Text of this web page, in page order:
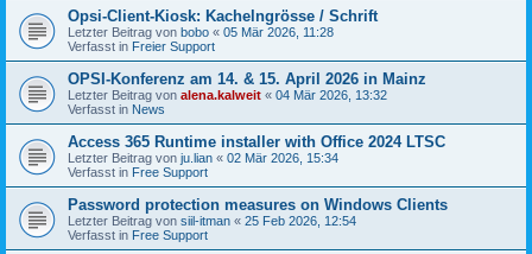
Opsi-Client-Kiosk: Kachelngrösse / Schrift
Letzter Beitrag von bobo « 05 Mär 2026, 11:28
Verfasst in Freier Support
OPSI-Konferenz am 14. & 15. April 2026 in Mainz
Letzter Beitrag von alena.kalweit « 04 Mär 2026, 13:32
Verfasst in News
Access 365 Runtime installer with Office 2024 LTSC
Letzter Beitrag von ju.lian « 02 Mär 2026, 15:34
Verfasst in Free Support
Password protection measures on Windows Clients
Letzter Beitrag von siil-itman « 25 Feb 2026, 12:54
Verfasst in Free Support